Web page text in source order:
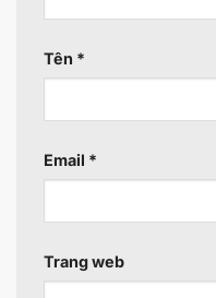
Tên *
Email *
Trang web